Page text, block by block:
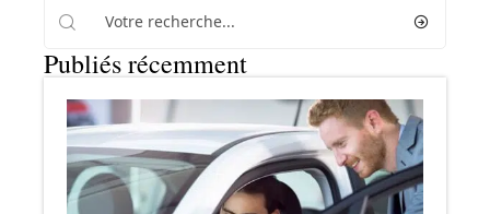
Publiés récemment